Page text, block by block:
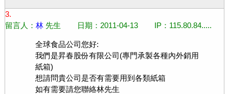
3.
留言人： 林 先生 日期：2011-04-13 IP：115.80.84.....
全球食品公司您好:
我們是昇春股份有限公司(專門承製各種內外銷用
紙箱)
想請問貴公司是否有需要用到各類紙箱
如有需要請您聯絡林先生